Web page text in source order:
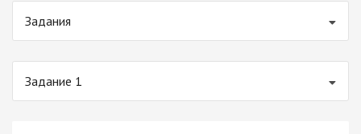
Задания
Задание 1